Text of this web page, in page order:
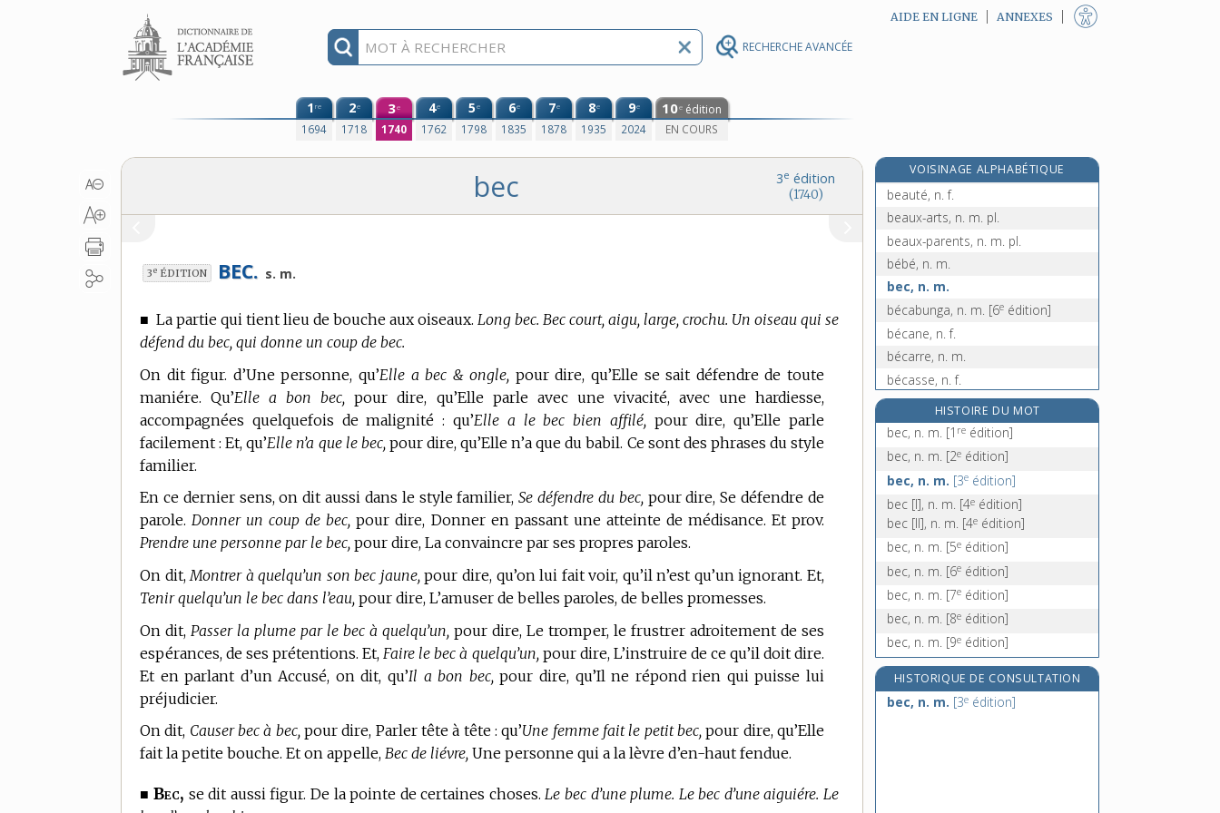
RECHERCHE AVANCÉE
Aller au contenu AIDE EN LIGNE ANNEXES
1re
1694
2e
1718
3e
1740
4e
1762
5e
1798
6e
1835
7e
1878
8e
1935
9e
2024
10e édition
EN COURS
3e édition
(1740)
bec
3e ÉDITION BEC. s. m.
■La partie qui tient lieu de bouche aux oiseaux. Long bec. Bec court, aigu, large, crochu. Un oiseau qui se
défend du bec, qui donne un coup de bec.
On dit figur. d’Une personne, qu’Elle a bec & ongle, pour dire, qu’Elle se sait défendre de toute
maniére. Qu’Elle a bon bec, pour dire, qu’Elle parle avec une vivacité, avec une hardiesse,
accompagnées quelquefois de malignité : qu’Elle a le bec bien affilé, pour dire, qu’Elle parle
facilement : Et, qu’Elle n’a que le bec, pour dire, qu’Elle n’a que du babil. Ce sont des phrases du style
familier.
En ce dernier sens, on dit aussi dans le style familier,Se défendre du bec,pour dire, Se défendre de
parole.Donner un coup de bec, pour dire, Donner en passant une atteinte de médisance. Et prov.
Prendre une personne par le bec, pour dire, La convaincre par ses propres paroles.
On dit, Montrer à quelqu’un son bec jaune, pour dire, qu’on lui fait voir, qu’il n’est qu’un ignorant. Et,
Tenir quelqu’un le bec dans l’eau, pour dire, L’amuser de belles paroles, de belles promesses.
On dit, Passer la plume par le bec à quelqu’un, pour dire, Le tromper, le frustrer adroitement de ses
espérances, de ses prétentions. Et, Faire le bec à quelqu’un, pour dire, L’instruire de ce qu’il doit dire.
Et en parlant d’un Accusé, on dit, qu’Il a bon bec, pour dire, qu’Il ne répond rien qui puisse lui
préjudicier.
On dit, Causer bec à bec,pour dire, Parler tête à tête : qu’Une femme fait le petit bec, pour dire, qu’Elle
fait la petite bouche. Et on appelle, Bec de liévre, Une personne qui a la lèvre d’en-haut fendue.
■Bec, se dit aussi figur. De la pointe de certaines choses.Le bec d’une plume. Le bec d’une aiguiére. Le
VOISINAGE ALPHABÉTIQUE
beau-revoir, n. m.[4eédition]
beauté, n. f.
beaux-arts, n. m. pl.
beaux-parents, n. m. pl.
bébé, n. m.
bec, n. m.
bécabunga, n. m. [6e édition]
bécane, n. f.
bécarre, n. m.
bécasse, n. f.
bécasseau, n. m.
bécassine, n. f.
beccard, n. m.[7 édition]
bec-croisé, n. m.
bec-d'âne, n. m.
HISTOIRE DU MOT
bec, n. m. [1 re édition]
bec, n. m. [2e édition]
bec, n. m. [3e édition]
bec [I], n. m. [4e édition]
bec [II], n. m. [4e édition]
bec, n. m. [5e édition]
bec, n. m. [6e édition]
bec, n. m. [7e édition]
bec, n. m. [8e édition]
bec, n. m. [9e édition]
HISTORIQUE DE CONSULTATION
bec, n. m. [3e édition]